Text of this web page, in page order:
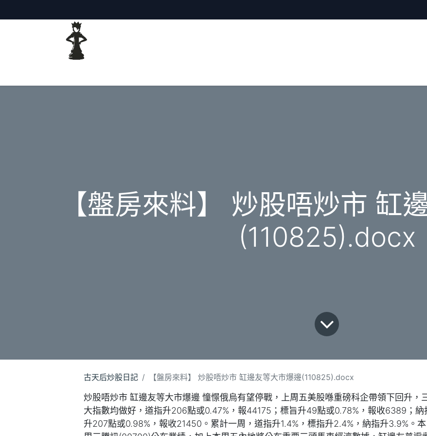
【盤房來料】 炒股唔炒市 缸
(110825).docx
古天后炒股日記 【盤房來料】 炒股唔炒市 缸邊友等大市爆邊(110825).docx
炒股唔炒市 缸邊友等大市爆邊 憧憬俄烏有望停戰，上周五美股喺重磅科企帶領下回升，
大指數均做好，道指升206點或0.47%，報44175；標旨升49點或0.78%，報收6389；納
升207點或0.98%，報收21450。累計一周，道指升1.4%，標指升2.4%，納指升3.9%。本